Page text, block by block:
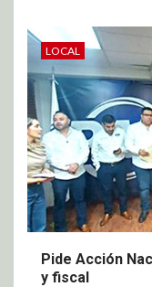
LOCAL
Pide Acción
y fiscal